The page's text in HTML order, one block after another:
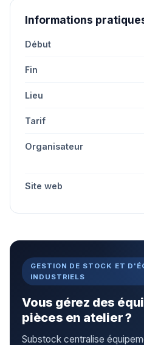
Informations
Début
Fin
Lieu
Tarif
Organisateur
Site web
GESTION DE STOCK ET
INDUSTRIELS
Vous gérez des
pièces en atelier ?
Substock centralise